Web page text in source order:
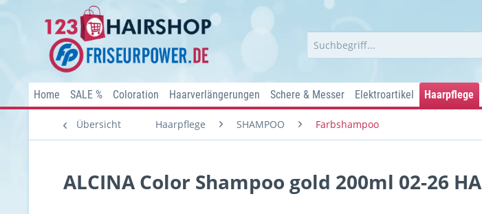
Home SALE % Coloration Haarverlängerungen Schere & Messer Elektroartikel Haarpflege
Übersicht Haarpflege SHAMPOO Farbshampoo
ALCINA Color Shampoo gold 200ml 02-26 HA